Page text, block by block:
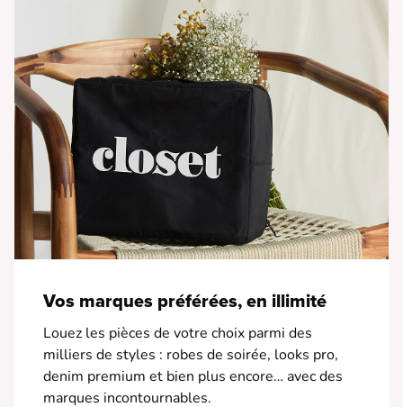
Vos marques préférées, en illimité
Louez les pièces de votre choix parmi des
milliers de styles : robes de soirée, looks pro,
denim premium et bien plus encore… avec des
marques incontournables.